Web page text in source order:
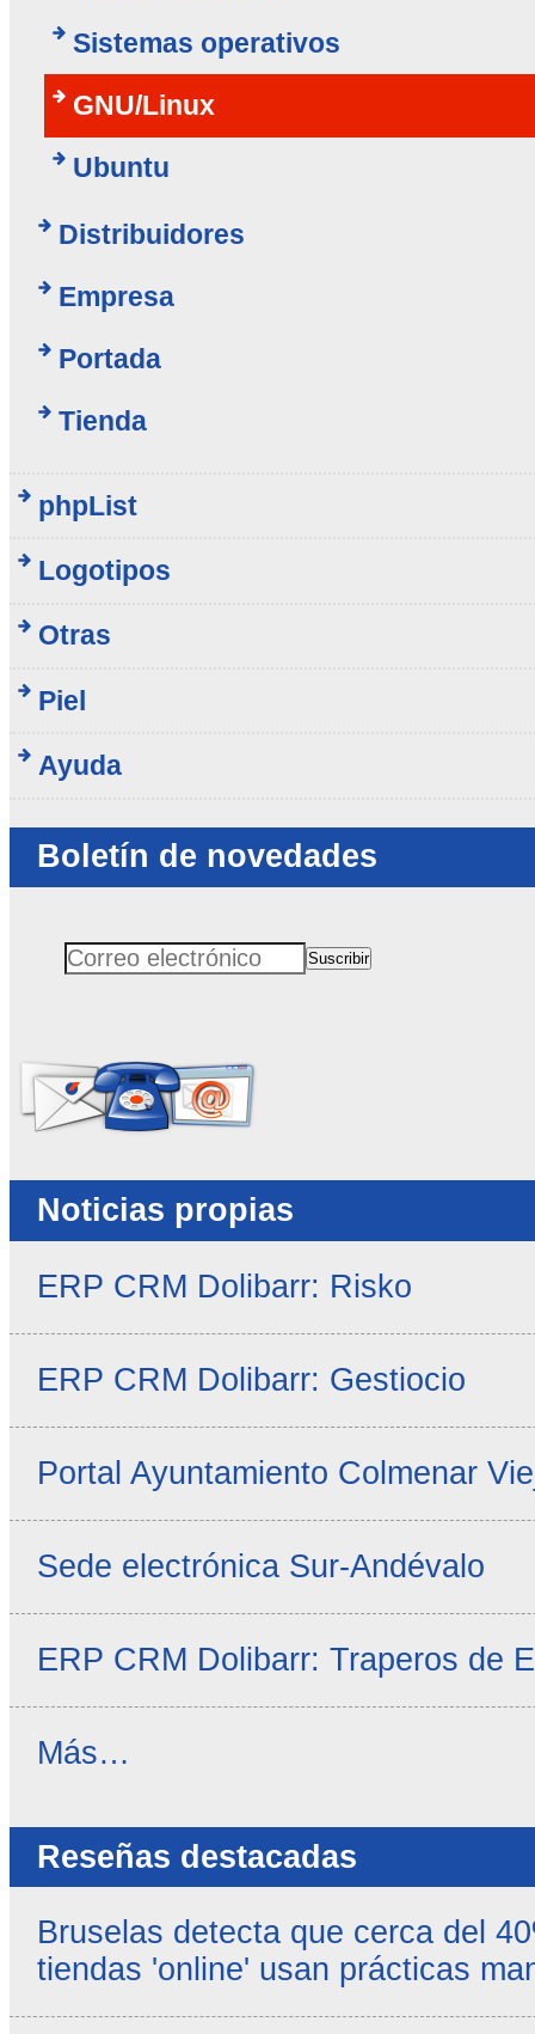
Sistemas operativos
GNU/Linux
Ubuntu
Distribuidores
Empresa
Portada
Tienda
phpList
Logotipos
Otras
Piel
Ayuda
Boletín de novedades
Correo electrónicoSuscribir
Noticias propias
ERP CRM Dolibarr: Risko
ERP CRM Dolibarr: Gestiocio
Portal Ayuntamiento Colmenar
Sede electrónica Sur-Andévalo
ERP CRM Dolibarr: Traperos de
Noticias
Más…
Reseñas destacadas
Bruselas detecta que cerca del
tiendas 'online' usan prácticas